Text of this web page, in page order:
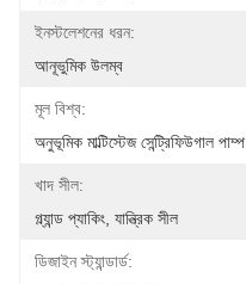
ইনস্টলেশনের ধরন:
আনূভুমিক উলম্ব
মূল বিশ্ব:
অনুভূমিক মাল্টিস্টেজ সেন্ট্রিফিউগাল পাম্প
খাদ সীল:
গ্ল্যান্ড প্যাকিং, যান্ত্রিক সীল
ডিজাইন স্ট্যান্ডার্ড: